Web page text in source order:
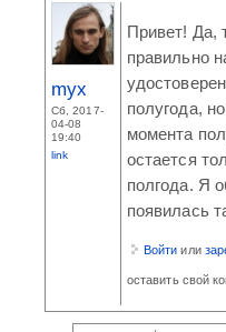
myx
Сб, 2017-
04-08
19:40
link
Привет! Да,
правильно
полугода,
момента
остается
полгода. Я
появилась
Войти или
оставить свой